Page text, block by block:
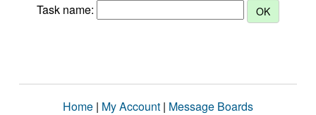
Task name:
Home | My Account | Message Boards